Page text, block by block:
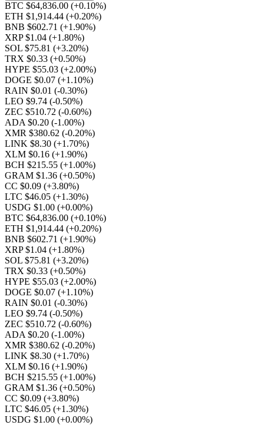
BTC $64,836.00 (+0.10%)
ETH $1,914.44 (+0.20%)
BNB $602.71 (+1.90%)
XRP $1.04 (+1.80%)
SOL $75.81 (+3.20%)
TRX $0.33 (+0.50%)
HYPE $55.03 (+2.00%)
DOGE $0.07 (+1.10%)
RAIN $0.01 (-0.30%)
LEO $9.74 (-0.50%)
ZEC $510.72 (-0.60%)
ADA $0.20 (-1.00%)
XMR $380.62 (-0.20%)
LINK $8.30 (+1.70%)
XLM $0.16 (+1.90%)
BCH $215.55 (+1.00%)
GRAM $1.36 (+0.50%)
CC $0.09 (+3.80%)
LTC $46.05 (+1.30%)
USDG $1.00 (+0.00%)
BTC $64,836.00 (+0.10%)
ETH $1,914.44 (+0.20%)
BNB $602.71 (+1.90%)
XRP $1.04 (+1.80%)
SOL $75.81 (+3.20%)
TRX $0.33 (+0.50%)
HYPE $55.03 (+2.00%)
DOGE $0.07 (+1.10%)
RAIN $0.01 (-0.30%)
LEO $9.74 (-0.50%)
ZEC $510.72 (-0.60%)
ADA $0.20 (-1.00%)
XMR $380.62 (-0.20%)
LINK $8.30 (+1.70%)
XLM $0.16 (+1.90%)
BCH $215.55 (+1.00%)
GRAM $1.36 (+0.50%)
CC $0.09 (+3.80%)
LTC $46.05 (+1.30%)
USDG $1.00 (+0.00%)